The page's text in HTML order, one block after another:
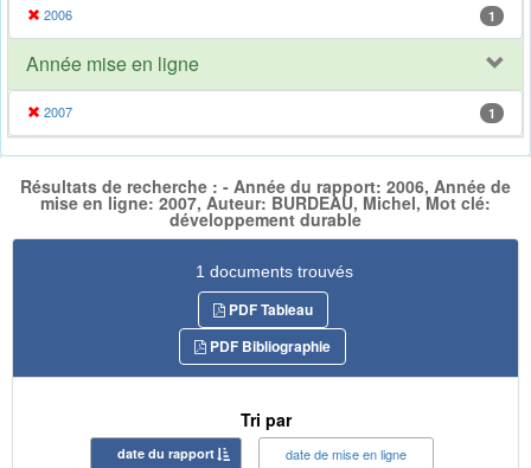
2006 1
Année mise en ligne
2007 1
Résultats de recherche : - Année du rapport: 2006, Année de
mise en ligne: 2007, Auteur: BURDEAU, Michel, Mot clé:
développement durable
1 documents trouvés
PDF Tableau
PDF Bibliographie
Tri par
date du rapport date de mise en ligne